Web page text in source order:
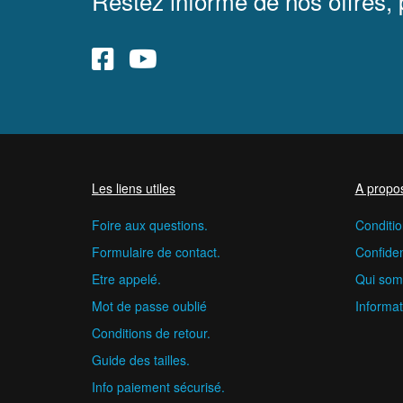
Les liens utiles
Foire aux questions.
Formulaire de contact.
Etre appelé.
Mot de passe oublié
Conditions de retour.
Guide des tailles.
Info paiement sécurisé.
A
Qui